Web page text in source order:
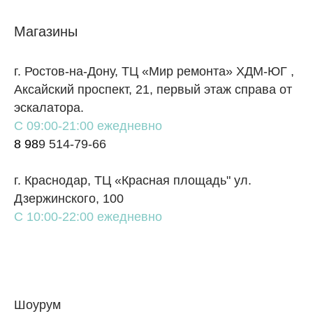
Магазины
г. Ростов-на-Дону, ТЦ «Мир ремонта» ХДМ-ЮГ ,
Аксайский проспект, 21, первый этаж справа от
эскалатора.
С 09:00-21:00 ежедневно
8 989 514-79-66
г. Краснодар, ТЦ «Красная площадь" ул.
Дзержинского, 100
С 10:00-22:00 ежедневно
Шоурум